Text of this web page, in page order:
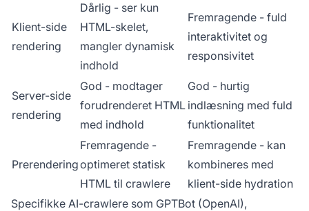
Klient-side
rendering
Dårlig - ser kun
HTML-skelet,
mangler dynamisk
indhold
Fremragende - fuld
interaktivitet og
responsivitet
Server-side
rendering
God - modtager
forudrenderet HTML
med indhold
God - hurtig
indlæsning med fuld
funktionalitet
Prerendering
Fremragende -
optimeret statisk
HTML til crawlere
Fremragende - kan
kombineres med
klient-side hydration
Specifikke AI-crawlere som GPTBot (OpenAI),